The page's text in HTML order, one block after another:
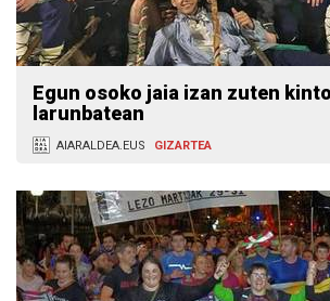
Egun osoko jaia izan zuten
larunbatean
AIARALDEA.EUS GIZARTEA